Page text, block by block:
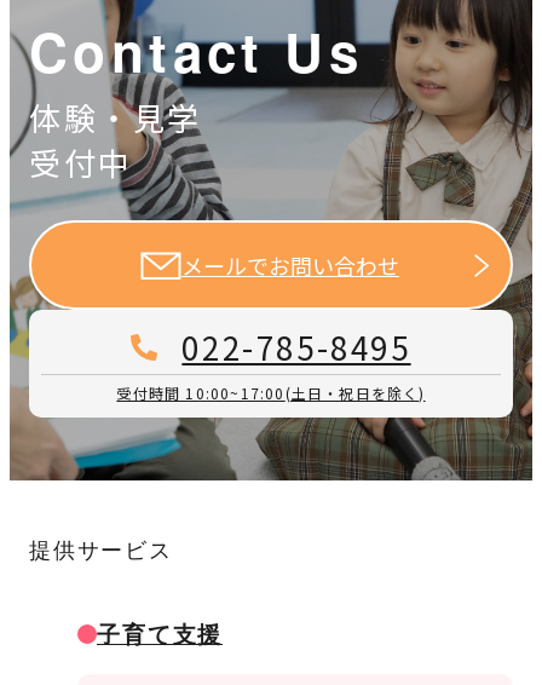
Contact Us
体験・見学
受付中
メールでお問い合わせ
022-785-8495
受付時間 10:00~17:00(土日・祝日を除く)
提供サービス
子育て支援